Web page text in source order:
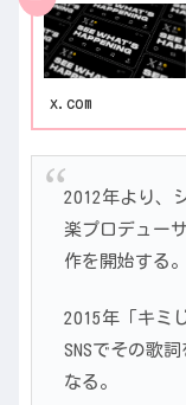
x.com
2012年より、
楽プロデュー
作を開始する。
2015年「キミ
SNSでその歌
なる。